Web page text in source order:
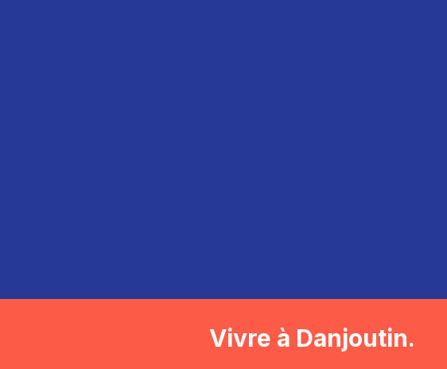
Vivre à Danjoutin.